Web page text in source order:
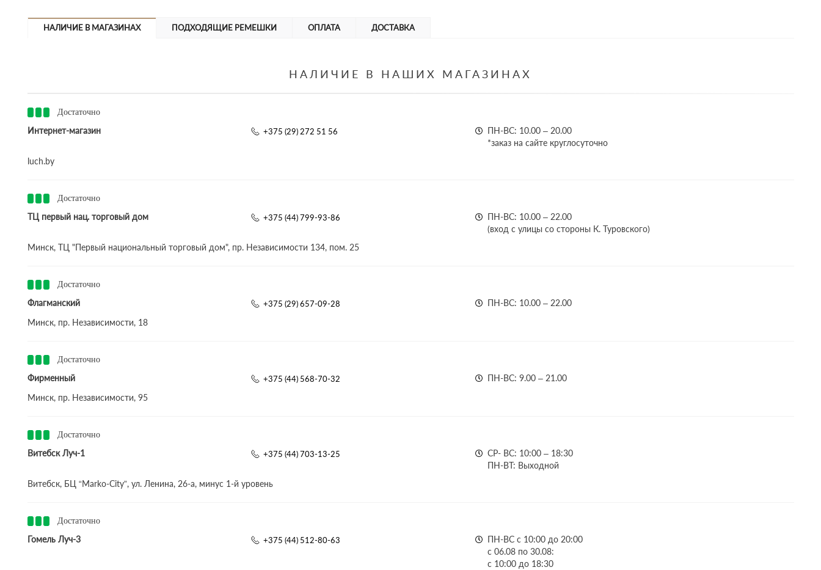
НАЛИЧИЕ В МАГАЗИНАХ ПОДХОДЯЩИЕ РЕМЕШКИ ОПЛАТА ДОСТАВКА
НАЛИЧИЕ В НАШИХ МАГАЗИНАХ
Достаточно
Интернет-магазин +375 (29) 272 51 56
ПН-ВС: 10.00 – 20.00
*заказ на сайте круглосуточно
luch.by
Достаточно
ТЦ первый нац. торговый дом +375 (44) 799-93-86
ПН-ВС: 10.00 – 22.00
(вход с улицы со стороны К. Туровского)
Минск, ТЦ "Первый национальный торговый дом", пр. Независимости 134, пом. 25
Достаточно
Флагманский +375 (29) 657-09-28
ПН-ВС: 10.00 – 22.00
Минск, пр. Независимости, 18
Достаточно
Фирменный +375 (44) 568-70-32
ПН-ВС: 9.00 – 21.00
Минск, пр. Независимости, 95
Достаточно
Витебск Луч-1 +375 (44) 703-13-25
СР- ВС: 10:00 – 18:30
ПН-ВТ: Выходной
Витебск, БЦ “Marko-City”, ул. Ленина, 26-а, минус 1-й уровень
Достаточно
Гомель Луч-3 +375 (44) 512-80-63
ПН-ВС с 10:00 до 20:00
с 06.08 по 30.08:
с 10:00 до 18:30